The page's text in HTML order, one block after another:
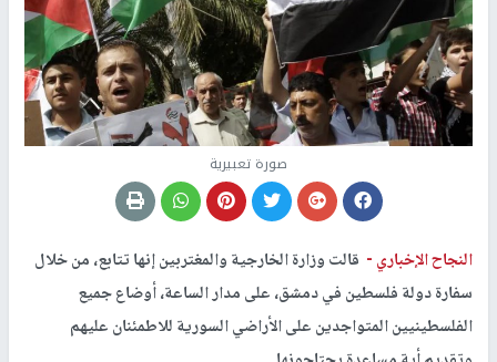
صورة تعبيرية
النجاح الإخباري - قالت وزارة الخارجية والمغتربين إنها تتابع، من خلال
سفارة دولة فلسطين في دمشق، على مدار الساعة، أوضاع جميع
الفلسطينيين المتواجدين على الأراضي السورية للاطمئنان عليهم